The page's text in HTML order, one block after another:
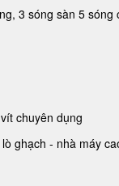
3 sóng sàn 5 sóng
chuyên dụng
ghạch - nhà máy